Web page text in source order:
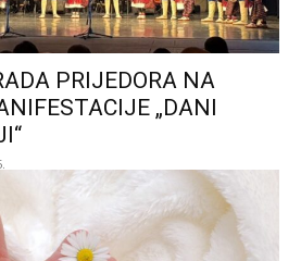
PRIJEDORA NA
„DANI